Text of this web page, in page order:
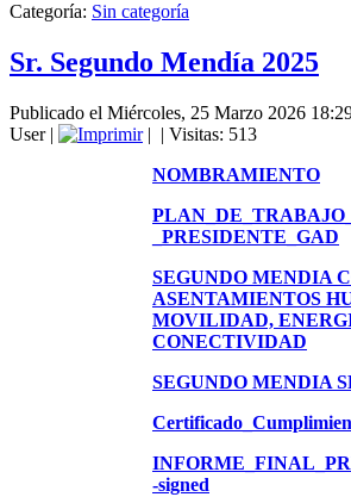
Categoría: Sin categoría
Sr. Segundo Mendía 2025
Publicado el Miércoles, 25 Marzo 2026
User| | | Visitas: 513
NOMBRAMIENTO
_PRESIDENTE_GAD
SEGUNDO MENDIA
ASENTAMIENTOS
MOVILIDAD,
CONECTIVIDAD
SEGUNDO MENDIA
-signed